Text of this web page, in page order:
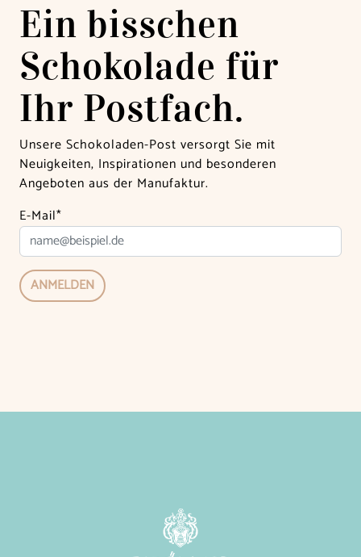
Ein bisschen
Schokolade für
Ihr Postfach.
Unsere Schokoladen-Post versorgt Sie mit
Neuigkeiten, Inspirationen und besonderen
Angeboten aus der Manufaktur.
E-Mail*
ANMELDEN